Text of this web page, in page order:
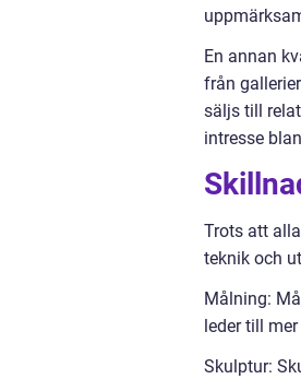
En annan
från
säljs till
intresse
Trots att
teknik och
Målning:
leder till
Skulptur: